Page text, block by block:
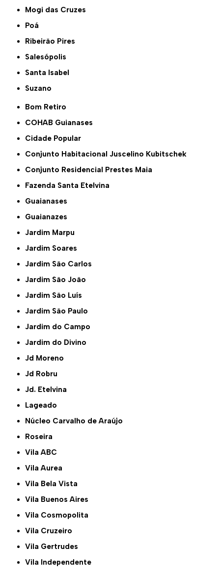
Mogi das Cruzes
Poá
Ribeirão Pires
Salesópolis
Santa Isabel
Suzano
Bom Retiro
COHAB Guianases
Cidade Popular
Conjunto Habitacional Juscelino Kubitschek
Conjunto Residencial Prestes Maia
Fazenda Santa Etelvina
Guaianases
Guaianazes
Jardim Marpu
Jardim Soares
Jardim São Carlos
Jardim São João
Jardim São Luís
Jardim São Paulo
Jardim do Campo
Jardim do Divino
Jd Moreno
Jd Robru
Jd. Etelvina
Lageado
Núcleo Carvalho de Araújo
Roseira
Vila ABC
Vila Aurea
Vila Bela Vista
Vila Buenos Aires
Vila Cosmopolita
Vila Cruzeiro
Vila Gertrudes
Vila Independente